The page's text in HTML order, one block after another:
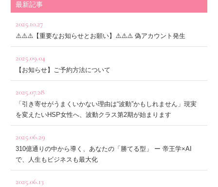
最新記事
2025.10.27
⚠️⚠️⚠️【重要なお知らせとお願い】⚠️⚠️⚠️ 偽アカウント発生
2025.09.04
【お知らせ】ご予約方法について
2025.07.28
「引き寄せがうまくいかない理由は“波動”かもしれません」現実
を変えたいHSP女性へ、波動クラス第2期が始まります
2025.06.29
310億通りの中から導く、あなたの「勝てる型」 ー 帝王学×AI
で、人生もビジネスも最大化
2025.06.13